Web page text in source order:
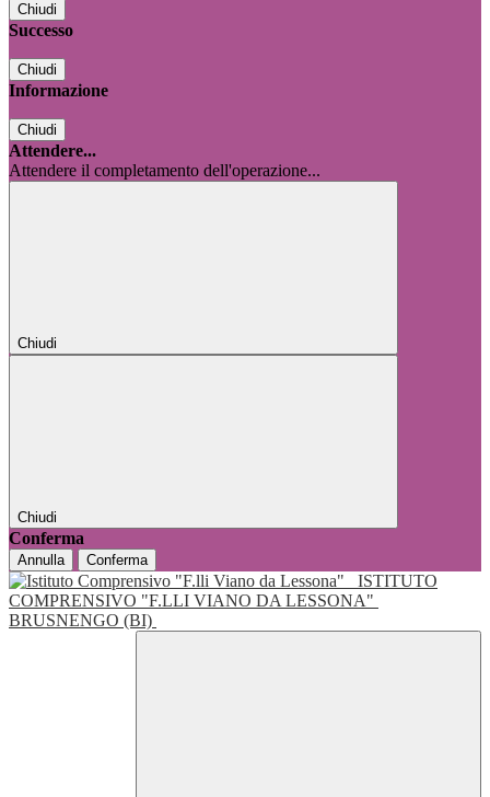
Chiudi
Successo
Chiudi
Informazione
Chiudi
Attendere...
Attendere il completamento dell'operazione...
Chiudi
Chiudi
Conferma
Annulla Conferma
ISTITUTO
COMPRENSIVO "F.LLI VIANO DA LESSONA"
BRUSNENGO (BI)